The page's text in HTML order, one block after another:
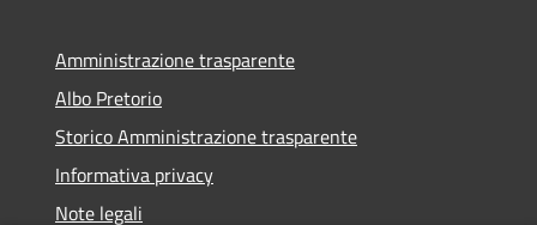
Amministrazione trasparente
Albo Pretorio
Storico Amministrazione trasparente
Informativa privacy
Note legali